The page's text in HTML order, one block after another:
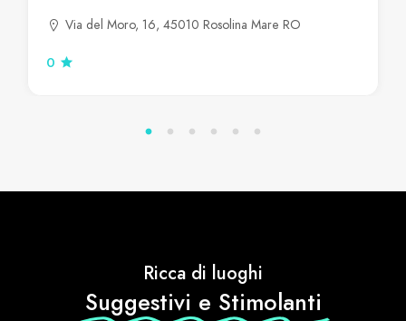
Via del Moro, 16, 45010 Rosolina Mare RO
0
Ricca di luoghi
Suggestivi e Stimolanti